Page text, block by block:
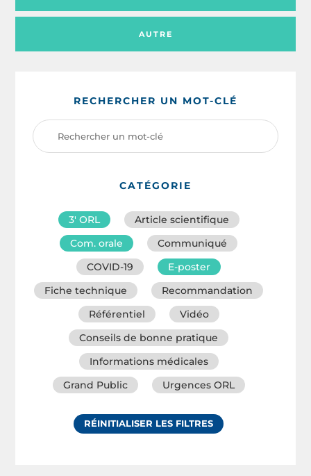
AUTRE
RECHERCHER UN MOT-CLÉ
CATÉGORIE
3′ ORL
Article scientifique
Com. orale
Communiqué
COVID-19
E-poster
Fiche technique
Recommandation
Référentiel
Vidéo
Conseils de bonne pratique
Informations médicales
Grand Public
Urgences ORL
RÉINITIALISER LES FILTRES